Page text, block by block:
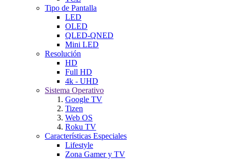
Tipo de Pantalla
LED
OLED
QLED-QNED
Mini LED
Resolución
HD
Full HD
4k - UHD
Sistema Operativo
Google TV
Tizen
Web OS
Roku TV
Características Especiales
Lifestyle
Zona Gamer y TV